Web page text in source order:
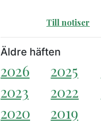
Till notiser
Äldre häften
2026 2025
2023
2022
2020
2019